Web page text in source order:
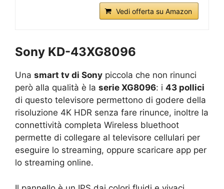
Vedi offerta su Amazon
Sony KD-43XG8096
Una smart tv di Sony piccola che non rinunci
però alla qualità è la serie XG8096: i 43 pollici
di questo televisore permettono di godere della
risoluzione 4K HDR senza fare rinunce, inoltre la
connettività completa Wireless bluethoot
permette di collegare al televisore cellulari per
eseguire lo streaming, oppure scaricare app per
lo streaming online.